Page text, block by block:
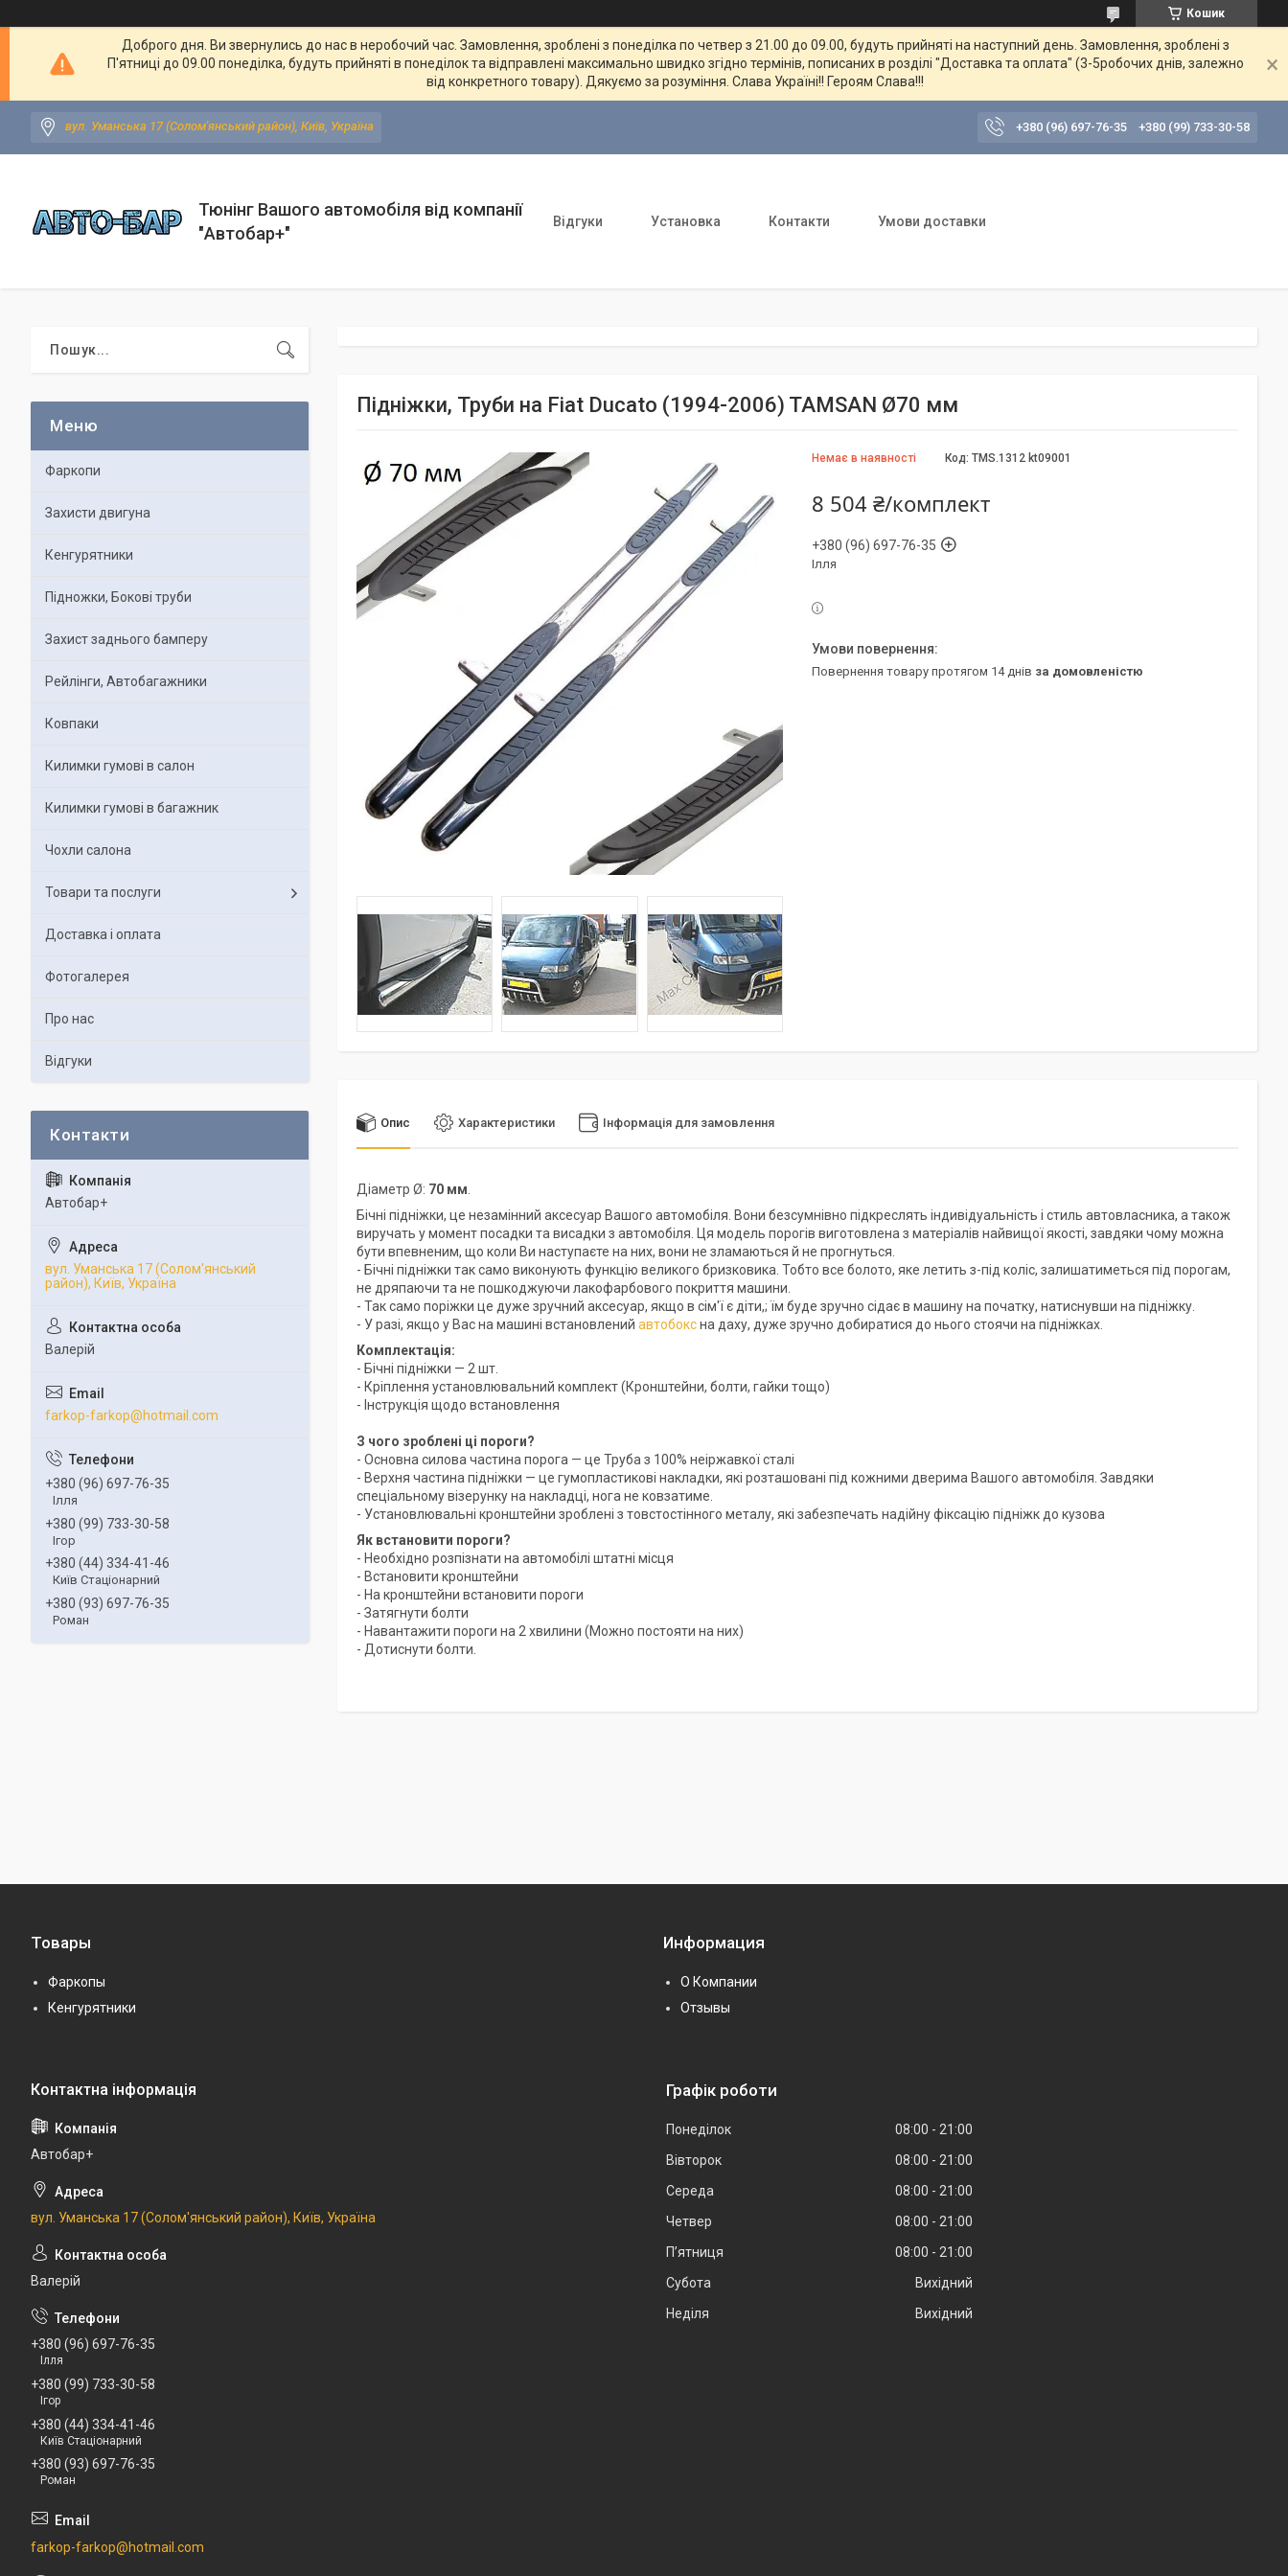
Кошик
Доброго дня. Ви звернулись до нас в неробочий час. Замовлення, зроблені з понеділка по четвер з 21.00 до 09.00, будуть прийняті на наступний день. Замовлення, зроблені з
П'ятниці до 09.00 понеділка, будуть прийняті в понеділок та відправлені максимально швидко згідно термінів, пописаних в розділі "Доставка та оплата" (3-5робочих днів, залежно
від конкретного товару). Дякуємо за розуміння. Слава Україні!! Героям Слава!!!
вул. Уманська 17 (Солом'янський район), Київ, Україна +380 (96) 697-76-35 +380 (99) 733-30-58
Тюнінг Вашого автомобіля від компанії
"Автобар+"
Відгуки Установка Контакти Умови доставки
Підніжки, Труби на Fiat Ducato (1994-2006) TAMSAN Ø70 мм
Немає в наявності Код: TMS.1312 kt09001
8 504 ₴/комплект
+380 (96) 697-76-35
Ілля
повернення товару протягом 14 днів за домовленістю
Опис Характеристики Інформація для замовлення
Діаметр Ø: 70 мм
Бічні підніжки, це незамінний аксесуар Вашого автомобіля. Вони безсумнівно підкреслять індивідуальність і стиль автовласника, а також
виручать у момент посадки та висадки з автомобіля. Ця модель порогів виготовлена з матеріалів найвищої якості, завдяки чому можна
бути впевненим, що коли Ви наступаєте на них, вони не зламаються й не прогнуться.
- Бічні підніжки так само виконують функцію великого бризковика. Тобто все болото, яке летить з-під коліс, залишатиметься під порогам,
не дряпаючи та не пошкоджуючи лакофарбового покриття машини.
- Так само поріжки це дуже зручний аксесуар, якщо в сім'ї є діти,; їм буде зручно сідає в машину на початку, натиснувши на підніжку.
- У разі, якщо у Вас на машині встановлений автобоксна даху, дуже зручно добиратися до нього стоячи на підніжках.
Комплектація:
- Бічні підніжки — 2 шт.
- Кріплення установлювальний комплект (Кронштейни, болти, гайки тощо)
- Інструкція щодо встановлення
З чого зроблені ці пороги?
- Основна силова частина порога — це Труба з 100% неіржавкої сталі
- Верхня частина підніжки — це гумопластикові накладки, які розташовані під кожними дверима Вашого автомобіля. Завдяки
спеціальному візерунку на накладці, нога не ковзатиме.
- Установлювальні кронштейни зроблені з товстостінного металу, які забезпечать надійну фіксацію підніжк до кузова
Як встановити пороги?
- Необхідно розпізнати на автомобілі штатні місця
- Встановити кронштейни
- На кронштейни встановити пороги
- Затягнути болти
- Навантажити пороги на 2 хвилини (Можно постояти на них)
- Дотиснути болти.
Фаркопи
Захисти двигуна
Кенгурятники
Підножки, Бокові труби
Захист заднього бамперу
Рейлінги, Автобагажники
Ковпаки
Килимки гумові в салон
Килимки гумові в багажник
Чохли салона
Товари та послуги
Доставка і оплата
Фотогалерея
Про нас
Відгуки
Автобар+
вул. Уманська 17 (Солом'янський
район), Київ, Україна
Валерій
farkop-farkop@hotmail.com
+380 (96) 697-76-35
Ілля
+380 (99) 733-30-58
Ігор
+380 (44) 334-41-46
Київ Стаціонарний
+380 (93) 697-76-35
Роман
Товары
Фаркопы
Кенгурятники
Информация
О Компании
Отзывы
Автобар+
вул. Уманська 17 (Солом'янський район), Київ, Україна
Валерій
+380 (96) 697-76-35
Ілля
+380 (99) 733-30-58
Ігор
+380 (44) 334-41-46
Київ Стаціонарний
+380 (93) 697-76-35
Роман
farkop-farkop@hotmail.com
Графік роботи
Понеділок 08:00
21:00
Вівторок
08:00
21:00
Середа
08:00
21:00
Четвер
08:00
21:00
Пʼятниця
08:00
21:00
Субота
Вихідний
Неділя
Вихідний